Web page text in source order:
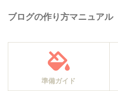
ブログの作り方マニュアル
準備ガイド